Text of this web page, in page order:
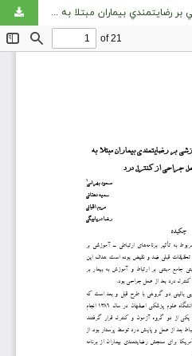
تأثیر برنامه ارتباطي ـ آموزشي بر رضايتمندي بيماران مبتلا به سرطان تحت عمل جراحي از كنترل درد